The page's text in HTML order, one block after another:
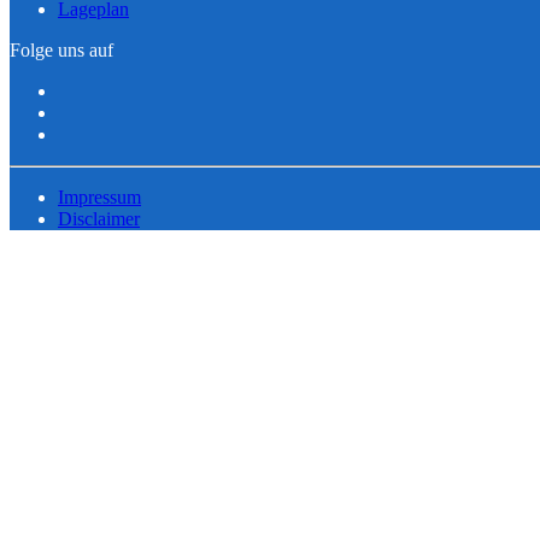
Lageplan
Folge uns auf
Impressum
Disclaimer